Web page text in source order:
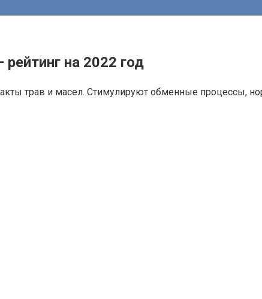
на 2022 год
трав и масел. Стимулируют обменные процессы,